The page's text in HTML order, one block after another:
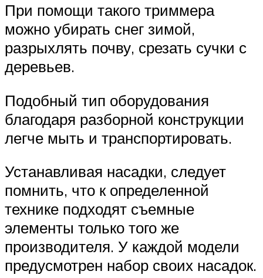
При помощи такого триммера
можно убирать снег зимой,
разрыхлять почву, срезать сучки с
деревьев.
Подобный тип оборудования
благодаря разборной конструкции
легче мыть и транспортировать.
Устанавливая насадки, следует
помнить, что к определенной
технике подходят съемные
элементы только того же
производителя. У каждой модели
предусмотрен набор своих насадок.